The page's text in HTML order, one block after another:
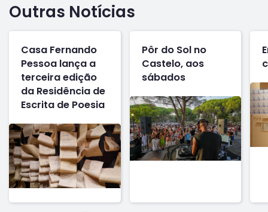
Outras Notícias
Casa Fernando
Pessoa lança a
terceira edição
da Residência de
Escrita de Poesia
Pôr do Sol no
Castelo, aos
sábados